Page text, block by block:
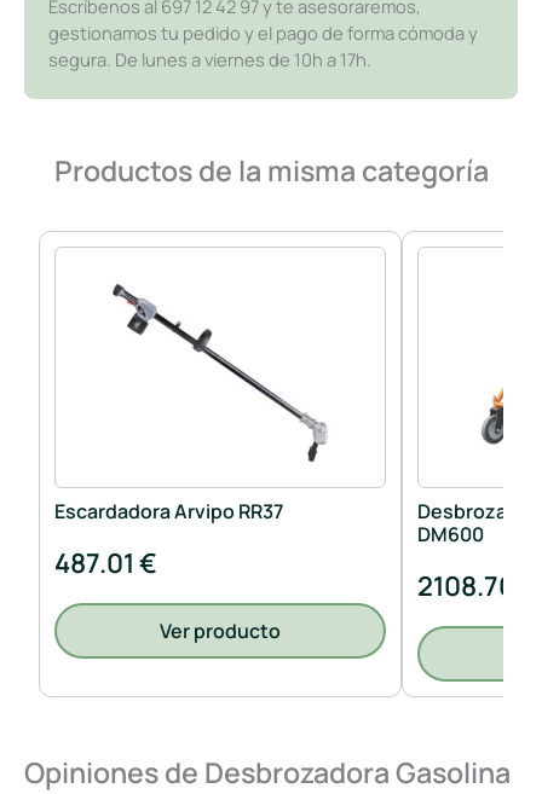
Escríbenos al 697 12 42 97 y te asesoraremos,
gestionamos tu pedido y el pago de forma cómoda y
segura. De lunes a viernes de 10h a 17h.
Productos de la misma categoría
Escardadora Arvipo RR37
487.01 €
Ver producto
DM600
2108.70 €
Opiniones de Desbrozadora Gasolina